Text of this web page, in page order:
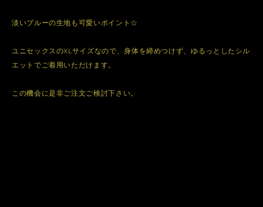
淡いブルーの生地も可愛いポイント☆
ユニセックスのXLサイズなので、身体を締めつけず、ゆるっとしたシル
エットでご着用いただけます。
この機会に是非ご注文ご検討下さい。